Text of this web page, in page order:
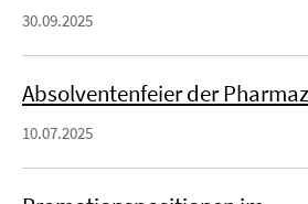
30.09.2025
Absolventenfeier der
10.07.2025